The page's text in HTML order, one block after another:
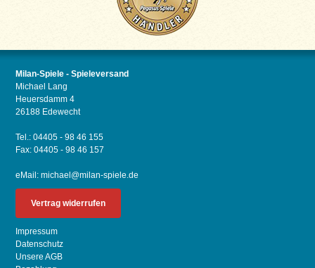
Milan-Spiele - Spieleversand
Michael Lang
Heuersdamm 4
26188 Edewecht
Tel.: 04405 - 98 46 155
Fax: 04405 - 98 46 157
eMail:michael@milan-spiele.de
Vertrag widerrufen
Impressum
Datenschutz
Unsere AGB